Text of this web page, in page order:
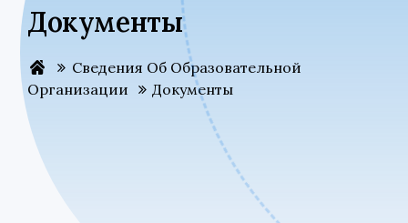
Документы
Сведения Об Образовательной
Организации
Документы